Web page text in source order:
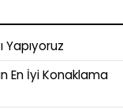
Yapıyoruz
En İyi Konaklama